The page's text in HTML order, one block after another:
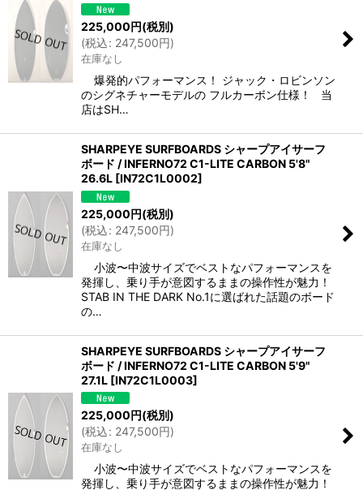
225,000円(税別)
(税込: 247,500円)
在庫なし
爆発的パフォーマンス！ ジャック・ロビンソン
のシグネチャーモデルの フルカーボン仕様！ 当
店はSH…
SHARPEYE SURFBOARDS シャープアイサーフ
ボード / INFERNO72 C1-LITE CARBON 5'8"
26.6L [IN72C1L0002]
225,000円(税別)
(税込: 247,500円)
在庫なし
小波〜中波サイズでベストなパフォーマンスを
発揮し、乗り手が意図するままの操作性が魅力！
STAB IN THE DARK No.1に選ばれた話題のボード
の…
SHARPEYE SURFBOARDS シャープアイサーフ
ボード / INFERNO72 C1-LITE CARBON 5'9"
27.1L [IN72C1L0003]
225,000円(税別)
(税込: 247,500円)
在庫なし
小波〜中波サイズでベストなパフォーマンスを
発揮し、乗り手が意図するままの操作性が魅力！